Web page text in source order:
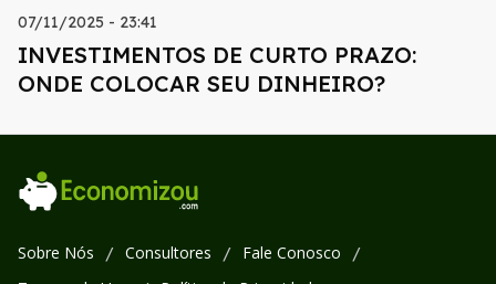
07/11/2025 - 23:41
INVESTIMENTOS DE CURTO PRAZO:
ONDE COLOCAR SEU DINHEIRO?
Sobre Nós / Consultores / Fale Conosco /